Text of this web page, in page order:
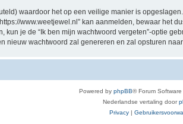
waardoor het op een veilige manier is
www.weetjewel.nl” kan aanmelden, bewaar het
kun je de “Ik ben mijn wachtwoord vergeten”-optie
nieuw wachtwoord zal genereren en zal opsturen
Powered by phpBB® Forum
Nederlandse vertaling door
Privacy |